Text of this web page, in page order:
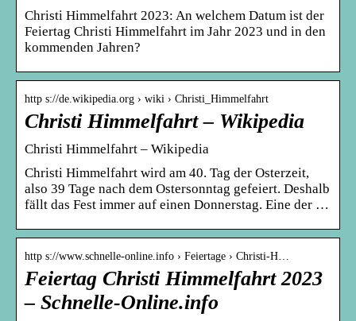
Christi Himmelfahrt 2023: An welchem Datum ist der
Feiertag Christi Himmelfahrt im Jahr 2023 und in den
kommenden Jahren?
http s://de.wikipedia.org › wiki › Christi_Himmelfahrt
Christi Himmelfahrt – Wikipedia
Christi Himmelfahrt – Wikipedia
Christi Himmelfahrt wird am 40. Tag der Osterzeit,
also 39 Tage nach dem Ostersonntag gefeiert. Deshalb
fällt das Fest immer auf einen Donnerstag. Eine der …
http s://www.schnelle-online.info › Feiertage › Christi-H…
Feiertag Christi Himmelfahrt 2023
– Schnelle-Online.info